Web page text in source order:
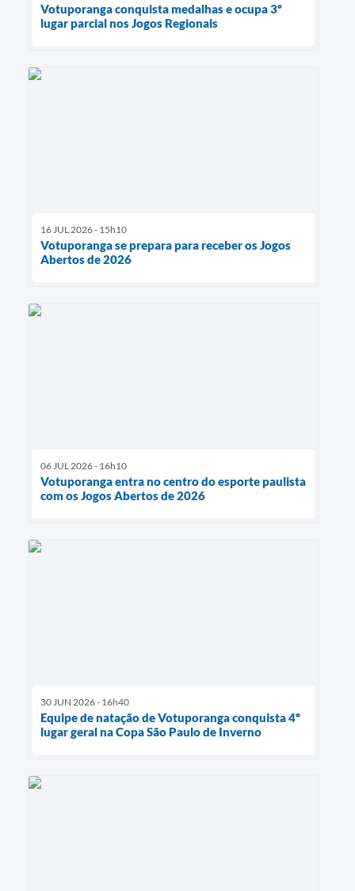
Votuporanga conquista medalhas e ocupa 3º
lugar parcial nos Jogos Regionais
16 JUL 2026 - 15h10
Votuporanga se prepara para receber os Jogos
Abertos de 2026
06 JUL 2026 - 16h10
Votuporanga entra no centro do esporte paulista
com os Jogos Abertos de 2026
30 JUN 2026 - 16h40
Equipe de natação de Votuporanga conquista 4º
lugar geral na Copa São Paulo de Inverno